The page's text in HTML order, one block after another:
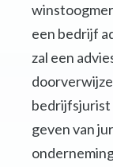
een bedrijf
zal een
bedrijfsjurist
geven van